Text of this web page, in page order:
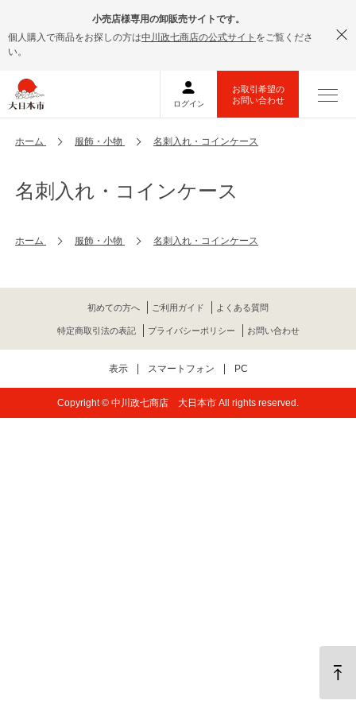
小売店様専用の卸販売サイトです。
個人購入で商品をお探しの方は中川政七商店の公式サイト をご覧くださ
い。
ホーム 服飾・小物 名刺入れ・コインケース
名刺入れ・コインケース
ホーム 服飾・小物 名刺入れ・コインケース
初めての方へ ご利用ガイド よくある質問
特定商取引法の表記 プライバシーポリシー お問い合わせ
表示 スマートフォン PC
Copyright © 中川政七商店 大日本市 All rights reserved.